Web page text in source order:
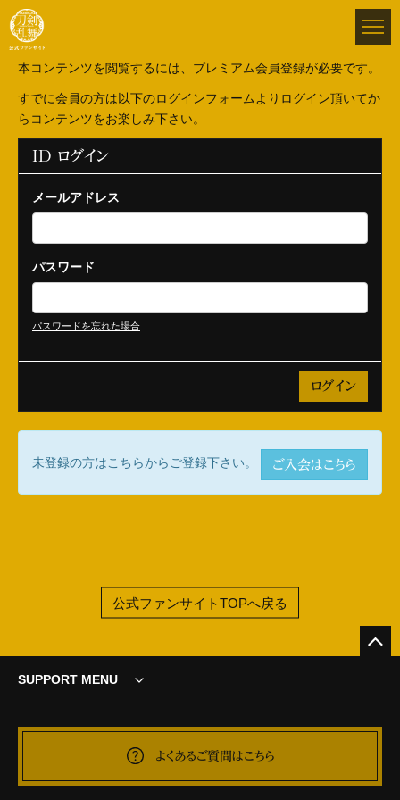
本コンテンツを閲覧するには、プレミアム会員登録が必要です。
すでに会員の方は以下のログインフォームよりログイン頂いてか
らコンテンツをお楽しみ下さい。
ID ログイン
メールアドレス
パスワード
パスワードを忘れた場合
未登録の方はこちらからご登録下さい。 ご入会はこちら
公式ファンサイトTOPへ戻る
SUPPORT MENU
よくあるご質問はこちら